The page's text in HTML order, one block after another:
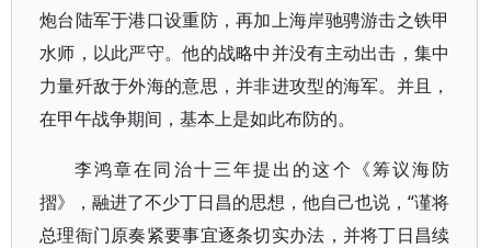
炮台陆军于港口设重防，再加上海岸驰骋游击之铁甲
水师，以此严守。他的战略中并没有主动出击，集中
力量歼敌于外海的意思，并非进攻型的海军。并且，
在甲午战争期间，基本上是如此布防的。
李鸿章在同治十三年提出的这个《筹议海防
摺》，融进了不少丁日昌的思想，他自己也说，“谨将
总理衙门原奏紧要事宜逐条切实办法，并将丁日昌续